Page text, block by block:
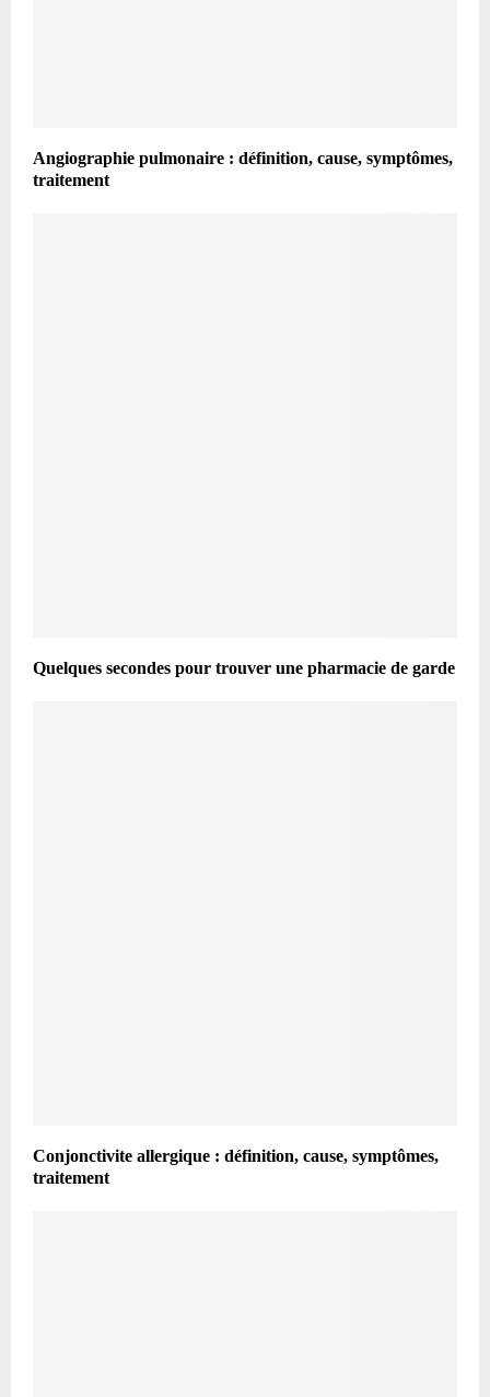
Angiographie pulmonaire : définition, cause, symptômes,
traitement
Quelques secondes pour trouver une pharmacie de garde
Conjonctivite allergique : définition, cause, symptômes,
traitement